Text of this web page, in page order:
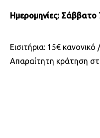
Ημερομηνίες: Σάββατο
Εισιτήρια: 15€
Απαραίτητη κράτηση